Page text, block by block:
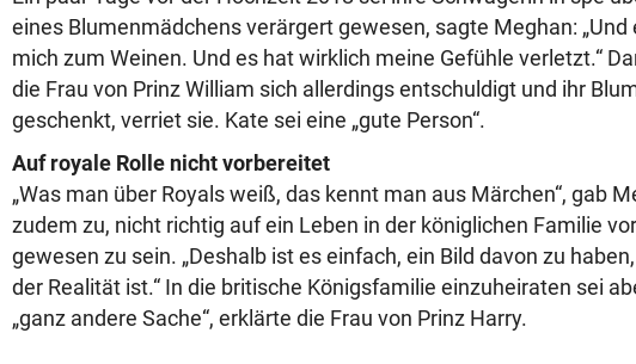
eines Blumenmädchens verärgert gewesen, sagte Meghan: „Und
mich zum Weinen. Und es hat wirklich meine Gefühle verletzt.“
die Frau von Prinz William sich allerdings entschuldigt und ihr
geschenkt, verriet sie. Kate sei eine „gute Person“.
Auf royale Rolle nicht vorbereitet
„Was man über Royals weiß, das kennt man aus Märchen“, gab
zudem zu, nicht richtig auf ein Leben in der königlichen Familie
gewesen zu sein. „Deshalb ist es einfach, ein Bild davon zu
der Realität ist.“ In die britische Königsfamilie einzuheiraten sei
„ganz andere Sache“, erklärte die Frau von Prinz Harry.